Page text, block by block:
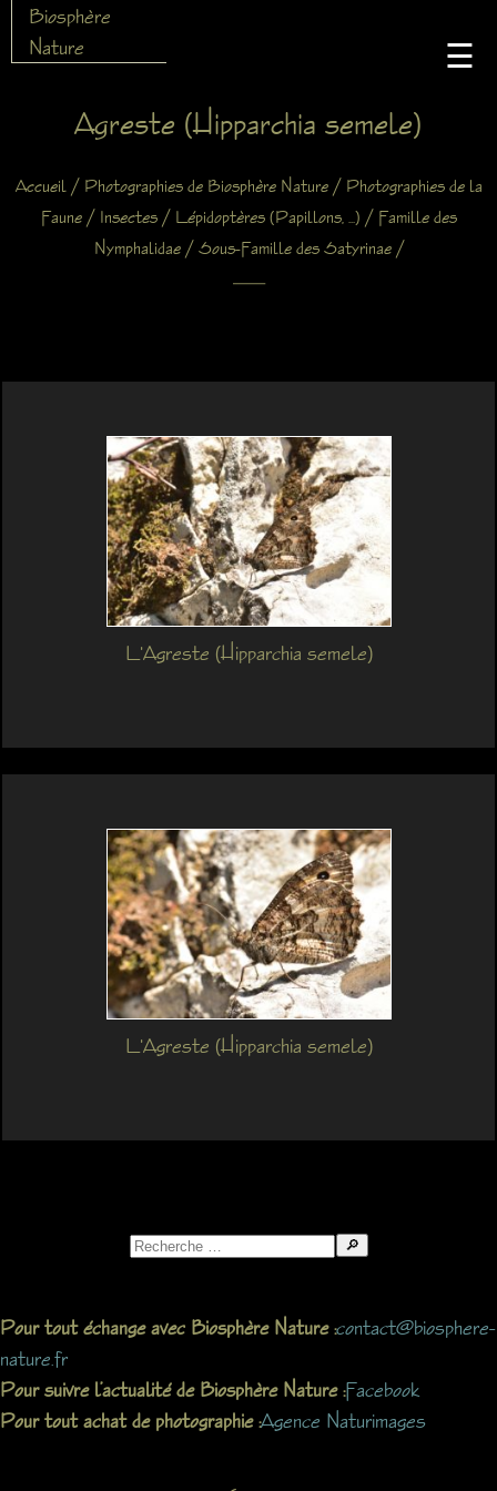
Biosphère
Nature
☰
Agreste (Hipparchia semele)
Accueil/ Photographies de Biosphère Nature/ Photographies de la
Faune/ Insectes/ Lépidoptères (Papillons, ...) / Famille des
Nymphalidae/Sous-Famille des Satyrinae/
X
L'Agreste (Hipparchia semele)
L'Agreste (Hipparchia semele)
Search
Pour tout échange avec Biosphère Nature :contact@biosphere-
nature.fr
Pour suivre l’actualité de Biosphère Nature :Facebook
Pour tout achat de photographie :Agence Naturimages